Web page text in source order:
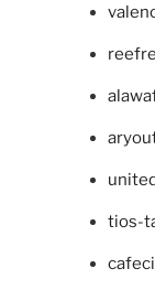
tios-